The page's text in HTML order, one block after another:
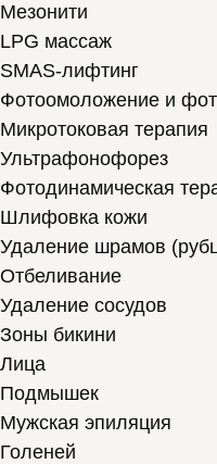
Мезонити
LPG массаж
SMAS-лифтинг
Фотоомоложение и
Микротоковая терапия
Ультрафонофорез
Фотодинамическая
Шлифовка кожи
Удаление шрамов
Отбеливание
Удаление сосудов
Зоны бикини
Лица
Подмышек
Мужская эпиляция
Голеней